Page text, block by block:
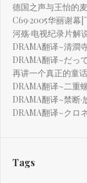
德国之声与王怡的
C69·2005华丽谢幕[
河殇·电视纪录片解
DRAMA翻译~清澗
DRAMA翻译~だっ
再讲一个真正的童
DRAMA翻译~二重
DRAMA翻译~禁断
DRAMA翻译~クロ
Tags